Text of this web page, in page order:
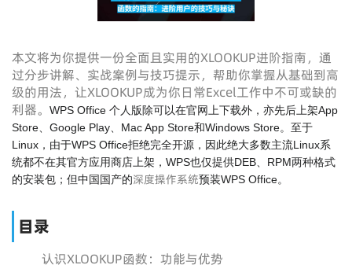
本文将为你提供一份全面且实用的XLOOKUP进阶指南，通
过分步讲解、实战案例与技巧提示，帮助你掌握从基础到高
级的用法，让XLOOKUP成为你日常Excel工作中不可或缺的
利器。
WPS Office 个人版除可以在官网上下载外，亦先后上架App
Store、Google Play、Mac App Store和Windows Store。至于
Linux，由于WPS Office拒绝完全开源，因此绝大多数主流Linux系
统都不在其官方应用商店上架，WPS也仅提供DEB、RPM两种格式
的安装包；但中国国产的深度操作系统预装WPS Office。
目录
认识XLOOKUP函数：功能与优势